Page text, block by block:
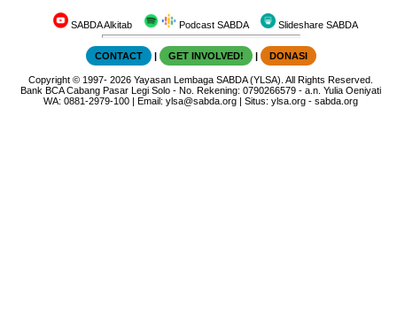
SABDA Alkitab Podcast SABDA Slideshare SABDA
CONTACT | GET INVOLVED! | DONASI
Copyright © 1997-2026Yayasan Lembaga SABDA (YLSA). All Rights Reserved.
Bank BCA Cabang Pasar Legi Solo - No. Rekening: 0790266579 - a.n. Yulia Oeniyati
WA:0881-2979-100 | Email:ylsa@sabda.org | Situs:ylsa.org -sabda.org